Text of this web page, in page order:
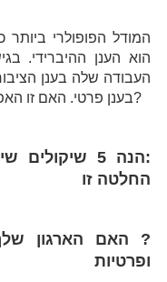
הוא הענן ההיברידי.
העבודה שלה בענן
בענן פרטי. האם זו האפשרות הטובה ביותר עבור החברה שלך?
:הנה 5
החלטה זו
? האם הארגון
ופרטיות